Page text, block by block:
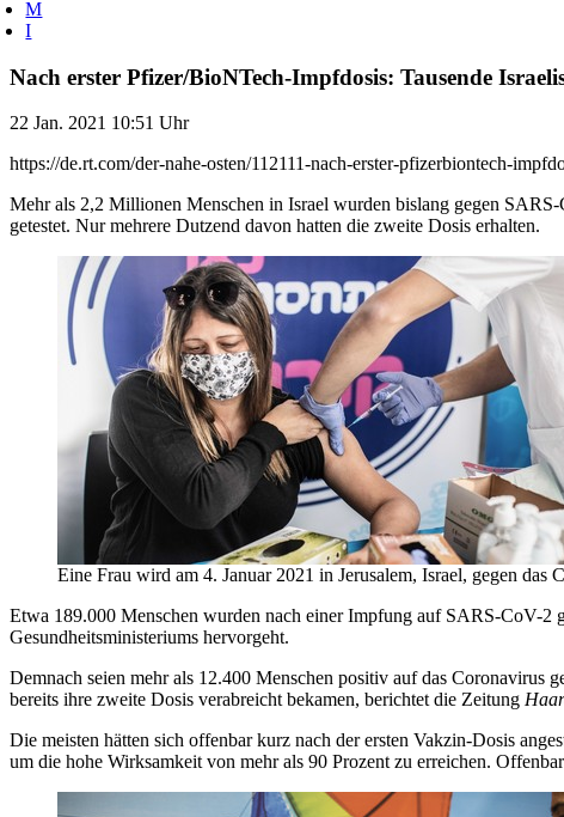
M
I
Nach erster Pfizer/BioNTech-Impfdosis: Tausende
22 Jan. 2021 10:51 Uhr
https://de.rt.com/der-nahe-osten/112111-nach-erster-pfizerbiontech-
Mehr als 2,2 Millionen Menschen in Israel wurden bislang gegen
getestet. Nur mehrere Dutzend davon hatten die zweite Dosis erhalten.
Eine Frau wird am 4. Januar 2021 in Jerusalem, Israel, gegen das
Etwa 189.000 Menschen wurden nach einer Impfung auf SARS-CoV-2
Gesundheitsministeriums hervorgeht.
Demnach seien mehr als 12.400 Menschen positiv auf das Coronavirus
bereits ihre zweite Dosis verabreicht bekamen, berichtet die Zeitung
Die meisten hätten sich offenbar kurz nach der ersten Vakzin-Dosis
um die hohe Wirksamkeit von mehr als 90 Prozent zu erreichen.